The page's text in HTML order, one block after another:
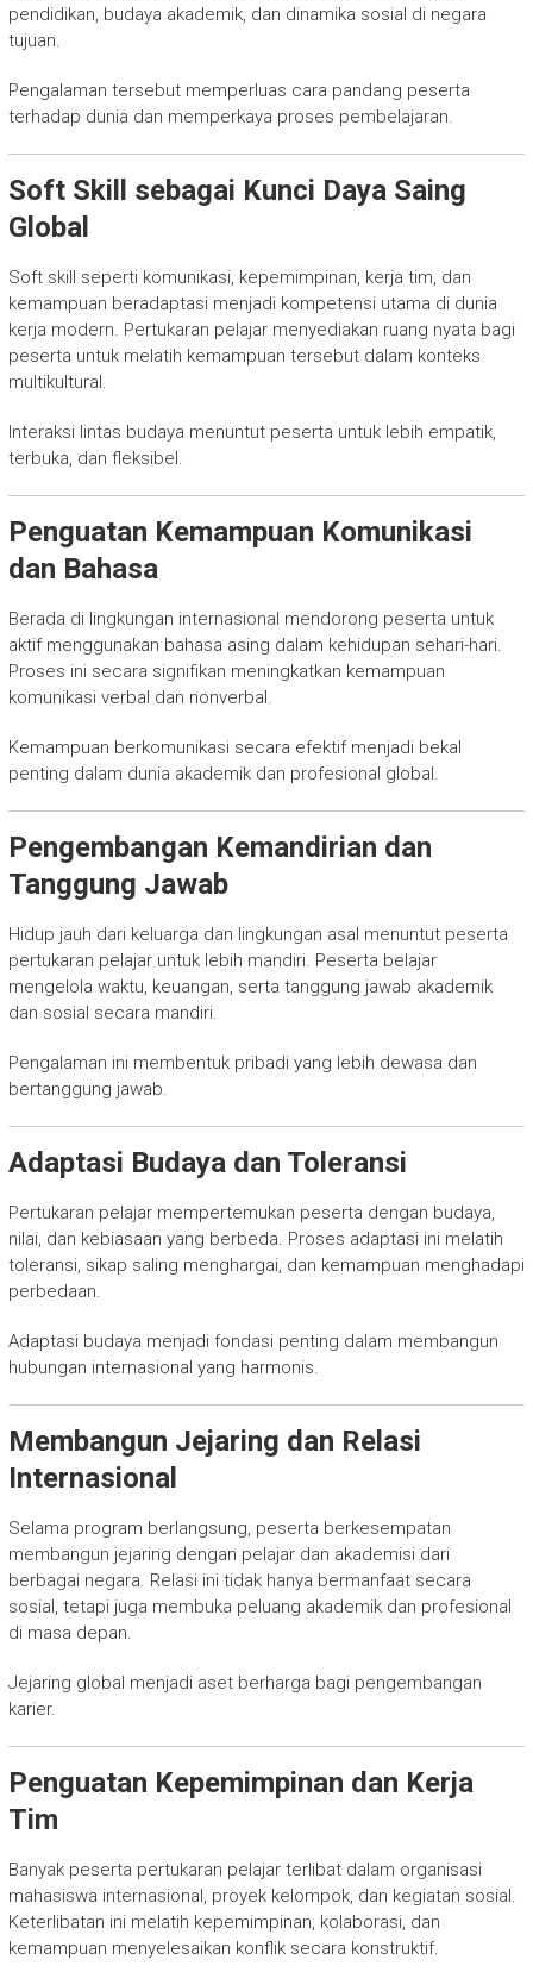
pendidikan, budaya akademik, dan dinamika sosial di negara
tujuan.
Pengalaman tersebut memperluas cara pandang peserta
terhadap dunia dan memperkaya proses pembelajaran.
Soft Skill sebagai Kunci Daya Saing
Global
Soft skill seperti komunikasi, kepemimpinan, kerja tim, dan
kemampuan beradaptasi menjadi kompetensi utama di dunia
kerja modern. Pertukaran pelajar menyediakan ruang nyata bagi
peserta untuk melatih kemampuan tersebut dalam konteks
multikultural.
Interaksi lintas budaya menuntut peserta untuk lebih empatik,
terbuka, dan fleksibel.
Penguatan Kemampuan Komunikasi
dan Bahasa
Berada di lingkungan internasional mendorong peserta untuk
aktif menggunakan bahasa asing dalam kehidupan sehari-hari.
Proses ini secara signifikan meningkatkan kemampuan
komunikasi verbal dan nonverbal.
Kemampuan berkomunikasi secara efektif menjadi bekal
penting dalam dunia akademik dan profesional global.
Pengembangan Kemandirian dan
Tanggung Jawab
Hidup jauh dari keluarga dan lingkungan asal menuntut peserta
pertukaran pelajar untuk lebih mandiri. Peserta belajar
mengelola waktu, keuangan, serta tanggung jawab akademik
dan sosial secara mandiri.
Pengalaman ini membentuk pribadi yang lebih dewasa dan
bertanggung jawab.
Adaptasi Budaya dan Toleransi
Pertukaran pelajar mempertemukan peserta dengan budaya,
nilai, dan kebiasaan yang berbeda. Proses adaptasi ini melatih
toleransi, sikap saling menghargai, dan kemampuan menghadapi
perbedaan.
Adaptasi budaya menjadi fondasi penting dalam membangun
hubungan internasional yang harmonis.
Membangun Jejaring dan Relasi
Internasional
Selama program berlangsung, peserta berkesempatan
membangun jejaring dengan pelajar dan akademisi dari
berbagai negara. Relasi ini tidak hanya bermanfaat secara
sosial, tetapi juga membuka peluang akademik dan profesional
di masa depan.
Jejaring global menjadi aset berharga bagi pengembangan
karier.
Penguatan Kepemimpinan dan Kerja
Tim
Banyak peserta pertukaran pelajar terlibat dalam organisasi
mahasiswa internasional, proyek kelompok, dan kegiatan sosial.
Keterlibatan ini melatih kepemimpinan, kolaborasi, dan
kemampuan menyelesaikan konflik secara konstruktif.